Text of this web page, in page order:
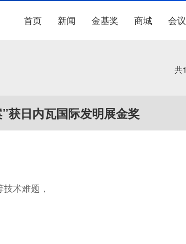
首页 新闻 金基奖 商城 会议
共1
获日内瓦国际发明展金奖
术难题，